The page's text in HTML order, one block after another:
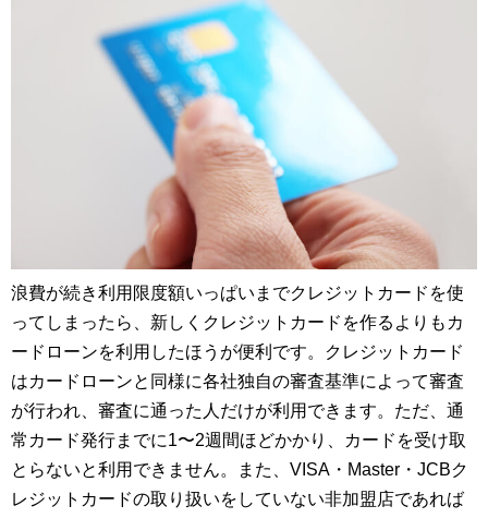
浪費が続き利用限度額いっぱいまでクレジットカードを使
ってしまったら、新しくクレジットカードを作るよりもカ
ードローンを利用したほうが便利です。クレジットカード
はカードローンと同様に各社独自の審査基準によって審査
が行われ、審査に通った人だけが利用できます。ただ、通
常カード発行までに1〜2週間ほどかかり、カードを受け取
とらないと利用できません。また、VISA・Master・JCBク
レジットカードの取り扱いをしていない非加盟店であれば